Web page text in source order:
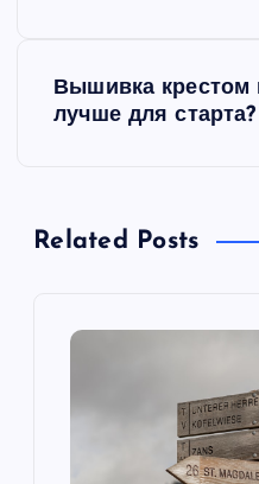
а
Вышивка крестом
лучше для старта?
Related Posts